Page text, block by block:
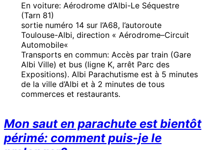
En voiture: Aérodrome d’Albi-Le Séquestre
(Tarn 81)
sortie numéro 14 sur l’A68, l’autoroute
Toulouse-Albi, direction « Aérodrome–Circuit
Automobile«
Transports en commun: Accès par train (Gare
Albi Ville) et bus (ligne K, arrêt Parc des
Expositions). Albi Parachutisme est à 5 minutes
de la ville d’Albi et à 2 minutes de tous
commerces et restaurants.
Mon saut en parachute est bientôt
périmé: comment puis-je le